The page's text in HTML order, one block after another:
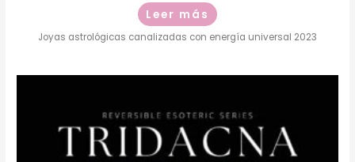
Leer más
Joyas astrológicas canalizadas con energía universal 2023